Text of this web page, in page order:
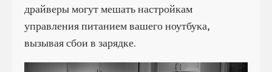
драйверы могут мешать настройкам
управления питанием вашего ноутбука,
вызывая сбои в зарядке.